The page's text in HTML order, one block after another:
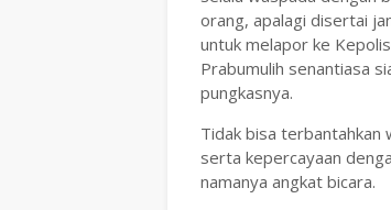
orang, apalagi disertai
untuk melapor ke
Prabumulih senantiasa
pungkasnya.
Tidak bisa terbantahkan
serta kepercayaan
namanya angkat bicara.